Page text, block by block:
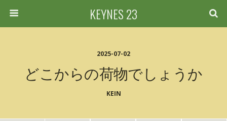
KEYNES 23
2025-07-02
どこからの荷物でしょうか
KEIN